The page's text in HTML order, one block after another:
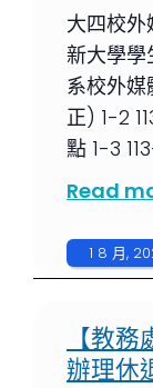
大四校
新大學學
系校外媒
正) 1-2
點 1-3
Read
1 8 月,
【教
辦理休